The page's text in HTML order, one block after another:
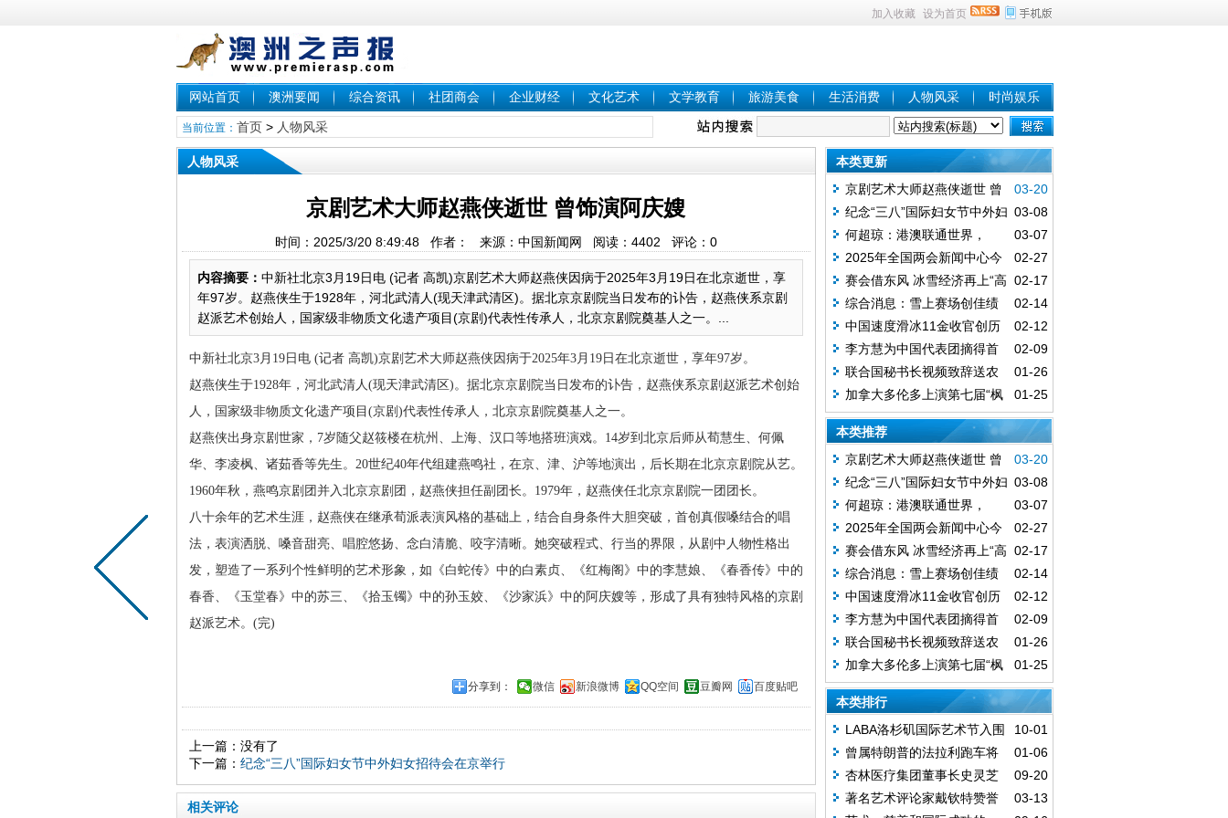
加入收藏 设为首页
网站首页 澳洲要闻 综合资讯 社团商会 企业财经 文化艺术 文学教育 旅游美食 生活消费 人物风采 时尚娱乐
当前位置： 首页> 人物风采
人物风采
京剧艺术大师赵燕侠逝世 曾饰演阿庆嫂
时间：2025/3/20 8:49:48 作者： 来源：中国新闻网 阅读： 4402 评论： 0
内容摘要： 中新社北京3月19日电 (记者 高凯)京剧艺术大师赵燕侠因病于2025年3月19日在北京逝世，享
年97岁。赵燕侠生于1928年，河北武清人(现天津武清区)。据北京京剧院当日发布的讣告，赵燕侠系京剧
赵派艺术创始人，国家级非物质文化遗产项目(京剧)代表性传承人，北京京剧院奠基人之一。...
中新社北京3月19日电 (记者 高凯)京剧艺术大师赵燕侠因病于2025年3月19日在北京逝世，享年97岁。
赵燕侠生于1928年，河北武清人(现天津武清区)。据北京京剧院当日发布的讣告，赵燕侠系京剧赵派艺术创始
人，国家级非物质文化遗产项目(京剧)代表性传承人，北京京剧院奠基人之一。
赵燕侠出身京剧世家，7岁随父赵筱楼在杭州、上海、汉口等地搭班演戏。14岁到北京后师从荀慧生、何佩
华、李凌枫、诸茹香等先生。20世纪40年代组建燕鸣社，在京、津、沪等地演出，后长期在北京京剧院从艺。
1960年秋，燕鸣京剧团并入北京京剧团，赵燕侠担任副团长。1979年，赵燕侠任北京京剧院一团团长。
八十余年的艺术生涯，赵燕侠在继承荀派表演风格的基础上，结合自身条件大胆突破，首创真假嗓结合的唱
法，表演洒脱、嗓音甜亮、唱腔悠扬、念白清脆、咬字清晰。她突破程式、行当的界限，从剧中人物性格出
发，塑造了一系列个性鲜明的艺术形象，如《白蛇传》中的白素贞、《红梅阁》中的李慧娘、《春香传》中的
春香、《玉堂春》中的苏三、《拾玉镯》中的孙玉姣、《沙家浜》中的阿庆嫂等，形成了具有独特风格的京剧
赵派艺术。(完)
分享到： 微信 新浪微博 QQ空间 豆瓣网 百度贴吧
上一篇：没有了
下一篇： 纪念“三八”国际妇女节中外妇女招待会在京举行
相关评论
本类更新
03-20
京剧艺术大师赵燕侠逝世 曾
饰演阿庆嫂
03-08
纪念“三八”国际妇女节中外妇
女招待会在京举行
03-07
何超琼：港澳联通世界，
要“双向奔赴”
02-27
2025年全国两会新闻中心今
天启用
02-17
赛会借东风 冰雪经济再上“高
级道”
02-14
综合消息：雪上赛场创佳绩
中国队32金平单届金牌纪录
02-12
中国速度滑冰11金收官创历
史最佳 盼米兰攀高峰
02-09
李方慧为中国代表团摘得首
金
01-26
联合国秘书长视频致辞送农
历蛇年祝福
01-25
加拿大多伦多上演第七届“枫
华正茂”春晚
本类推荐
03-20
京剧艺术大师赵燕侠逝世 曾
饰演阿庆嫂
03-08
纪念“三八”国际妇女节中外妇
女招待会在京举行
03-07
何超琼：港澳联通世界，
要“双向奔赴”
02-27
2025年全国两会新闻中心今
天启用
02-17
赛会借东风 冰雪经济再上“高
级道”
02-14
综合消息：雪上赛场创佳绩
中国队32金平单届金牌纪录
02-12
中国速度滑冰11金收官创历
史最佳 盼米兰攀高峰
02-09
李方慧为中国代表团摘得首
金
01-26
联合国秘书长视频致辞送农
历蛇年祝福
01-25
加拿大多伦多上演第七届“枫
华正茂”春晚
本类排行
10-01
LABA洛杉矶国际艺术节入围
名单放榜 中国艺术家黄建南高居榜
首
01-06
曾属特朗普的法拉利跑车将
拍卖
09-20
杏林医疗集团董事长史灵芝
再获美国美容界权威认可及美容资
03-13
著名艺术评论家戴钦特赞誉